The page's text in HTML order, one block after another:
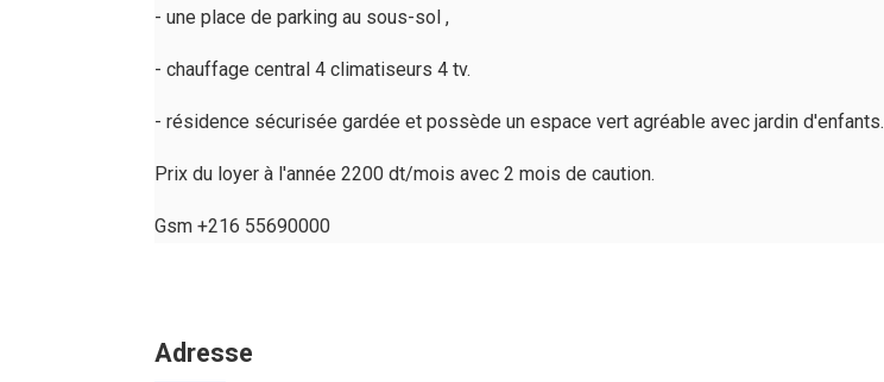
- une place de parking au sous-sol ,
- chauffage central 4 climatiseurs 4 tv.
- résidence sécurisée gardée et possède un espace vert agréable avec jardin d'enfants.
Prix du loyer à l'année 2200 dt/mois avec 2 mois de caution.
Gsm +216 55690000
Adresse